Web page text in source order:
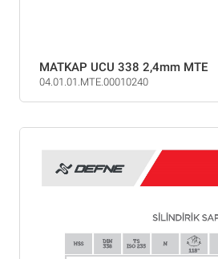
MATKAP UCU 338 2,4mm MTE
04.01.01.MTE.00010240